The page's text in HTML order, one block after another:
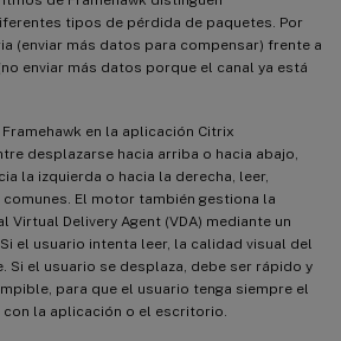
tipos de pérdida de paquetes. Por
(enviar más datos para compensar) frente a
enviar más datos porque el canal ya está
en la aplicación Citrix
desplazarse hacia arriba o hacia abajo,
la izquierda o hacia la derecha, leer,
El motor también gestiona la
Virtual Delivery Agent (VDA) mediante un
el usuario intenta leer, la calidad visual del
Si el usuario se desplaza, debe ser rápido y
para que el usuario tenga siempre el
la aplicación o el escritorio.